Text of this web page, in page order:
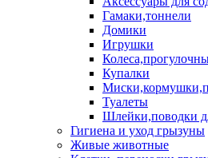
Гамаки,тоннели
Домики
Игрушки
Купалки
Туалеты
Шлейки,поводки
Гигиена и уход грызуны
Живые животные